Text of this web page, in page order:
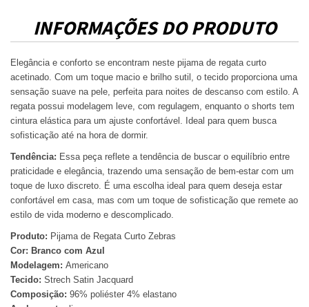
INFORMAÇÕES DO PRODUTO
Elegância e conforto se encontram neste pijama de regata curto
acetinado. Com um toque macio e brilho sutil, o tecido proporciona uma
sensação suave na pele, perfeita para noites de descanso com estilo. A
regata possui modelagem leve, com regulagem, enquanto o shorts tem
cintura elástica para um ajuste confortável. Ideal para quem busca
sofisticação até na hora de dormir.
Tendência: Essa peça reflete a tendência de buscar o equilíbrio entre
praticidade e elegância, trazendo uma sensação de bem-estar com um
toque de luxo discreto. É uma escolha ideal para quem deseja estar
confortável em casa, mas com um toque de sofisticação que remete ao
estilo de vida moderno e descomplicado.
Produto: Pijama de Regata Curto Zebras
Cor: Branco com Azul
Modelagem: Americano
Tecido: Strech Satin Jacquard
Composição: 96% poliéster 4% elastano